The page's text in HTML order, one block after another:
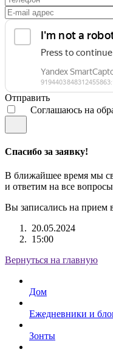
Отправить
Соглашаюсь на
Спасибо за заявку!
В ближайшее время мы
и ответим на все
Вы записались на прием
20.05.2024
15:00
Вернуться на главную
Дом
Ежедневники и
Зонты